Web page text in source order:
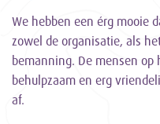
We hebben een érg mooie
zowel de organisatie, als
bemanning. De mensen
behulpzaam en erg
af.